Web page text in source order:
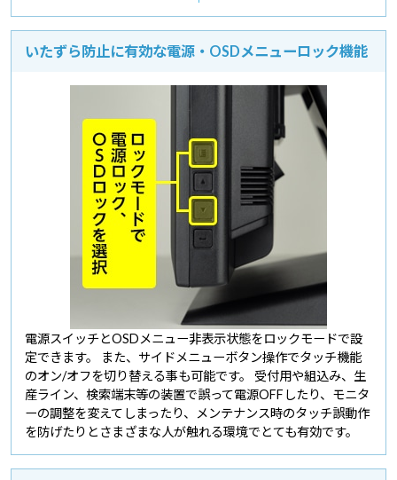
いたずら防止に有効な電源・OSDメニューロック機能
電源スイッチとOSDメニュー非表示状態をロックモードで設
定できます。 また、サイドメニューボタン操作でタッチ機能
のオン/オフを切り替える事も可能です。 受付用や組込み、生
産ライン、検索端末等の装置で誤って電源OFFしたり、モニタ
ーの調整を変えてしまったり、メンテナンス時のタッチ誤動作
を防げたりとさまざまな人が触れる環境でとても有効です。